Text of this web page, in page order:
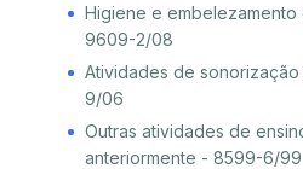
Higiene e embelezamento
9609-2/08
Atividades de
9/06
Outras atividades de
anteriormente - 8599-6/99